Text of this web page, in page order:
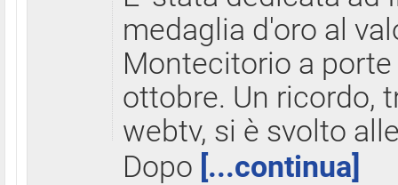
medaglia d'oro al
Montecitorio a
ottobre. Un ricordo,
webtv, si è svolto
Dopo [...continua]